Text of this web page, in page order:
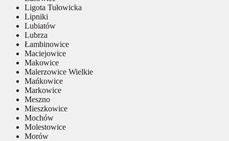
Ligota Tułowicka
Lipniki
Lubiatów
Lubrza
Łambinowice
Maciejowice
Makowice
Malerzowice Wielkie
Mańkowice
Markowice
Meszno
Mieszkowice
Mochów
Molestowice
Morów